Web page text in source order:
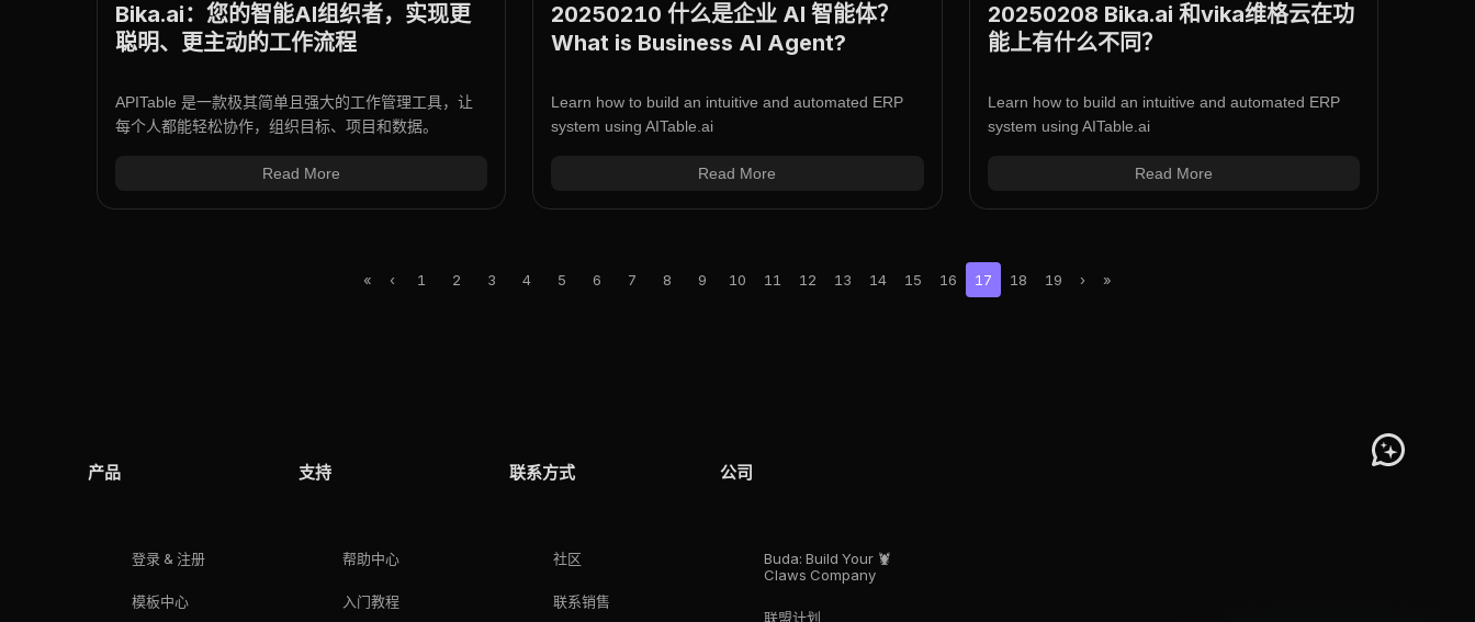
Bika.ai：您的智能AI组织者，实现更
聪明、更主动的工作流程
APITable 是一款极其简单且强大的工作管理工具，让
每个人都能轻松协作，组织目标、项目和数据。
Read More
20250210 什么是企业 AI 智能体？
What is Business AI Agent?
Learn how to build an intuitive and automated ERP
system using AITable.ai
Read More
20250208 Bika.ai 和vika维格云在功
能上有什么不同？
Learn how to build an intuitive and automated ERP
system using AITable.ai
Read More
« ‹ 1 2 3 4 5 6 7 8 9 10 11 12 13 14 15 16 17 18 19 › »
产品
登录 & 注册
模板中心
支持
帮助中心
入门教程
联系方式
社区
联系销售
公司
Buda: Build Your 🦞
Claws Company
联盟计划